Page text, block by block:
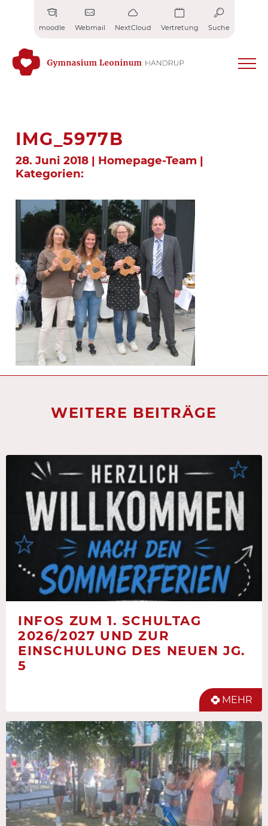
moodle Webmail NextCloud Vertretung Suche
IMG_5977B
28. Juni 2018 | Homepage-Team |
Kategorien:
WEITERE BEITRÄGE
INFOS ZUM 1. SCHULTAG
2026/2027 UND ZUR
EINSCHULUNG DES NEUEN JG.
5
MEHR